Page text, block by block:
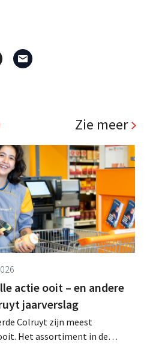
Zie meer
actie ooit – en andere
jaarverslag
Colruyt zijn meest
Het assortiment in de